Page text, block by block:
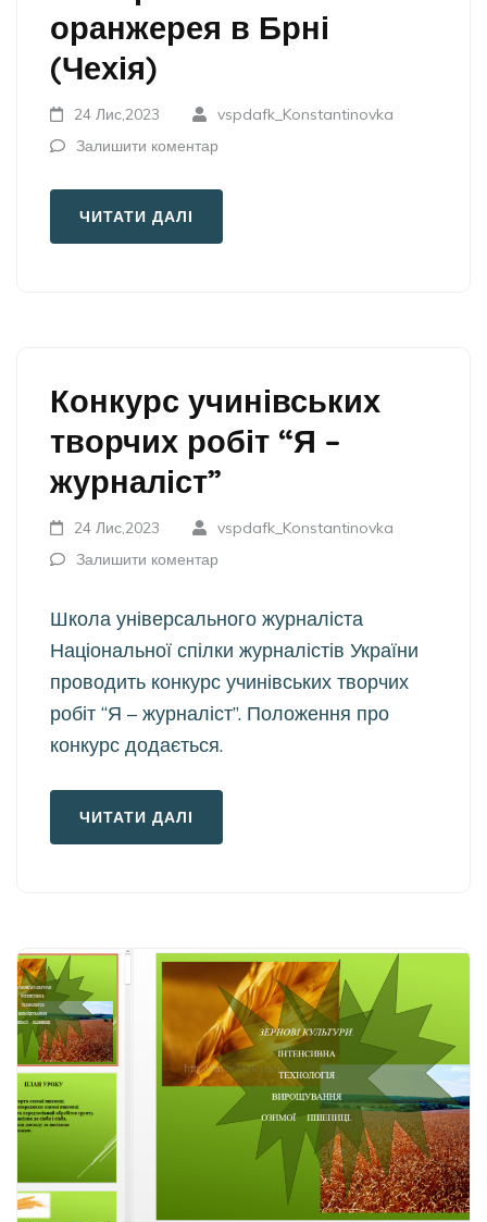
оранжерея в Брні
(Чехія)
24 Лис,2023
vspdafk_Konstantinovka
Залишити коментар
ЧИТАТИ ДАЛІ
Конкурс учинівських
творчих робіт “Я –
журналіст”
24 Лис,2023
vspdafk_Konstantinovka
Залишити коментар
Школа універсального журналіста
Національної спілки журналістів України
проводить конкурс учинівських творчих
робіт “Я – журналіст”. Положення про
конкурс додається.
ЧИТАТИ ДАЛІ